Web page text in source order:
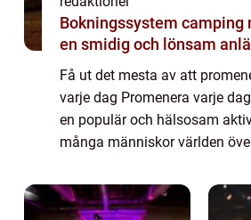
Bokningssystem camping nyckeln till
en smidig och lönsam
Få ut det mesta av att
varje dag Promenera varje
en populär och hälsosam
många människor världen
översikt över denna aktivitet,